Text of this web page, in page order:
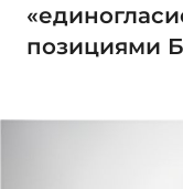
позициями